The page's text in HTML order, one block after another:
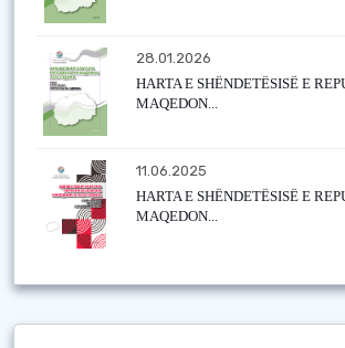
28.01.2026
HARTA E SHËNDETËSISË E
MAQEDON...
11.06.2025
HARTA E SHËNDETËSISË E
MAQEDON...